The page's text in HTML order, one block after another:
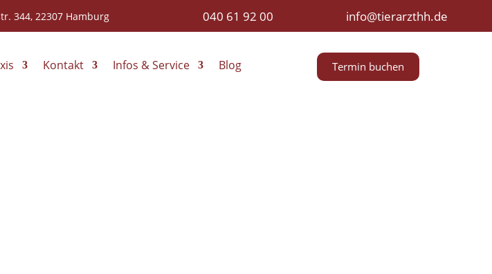
344, 22307 Hamburg 040 61 92 00 info@tierarzthh.de
Kontakt Infos & Service Blog Termin buchen